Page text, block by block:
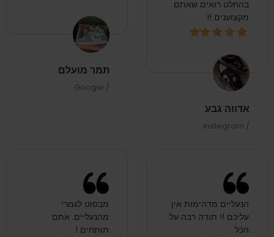
בהחלט רואים שאתם
מקצוענים !!
אדווה גבע
/ Instegram
תמר מועלם
/ Google
הנעליים מדהימות אין
עליכם !! תודה רבה על
הכל
מבסוט לגמרי
מהנעליים. אתם
תותחים !